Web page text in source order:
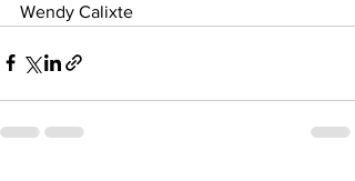
Wendy Calixte